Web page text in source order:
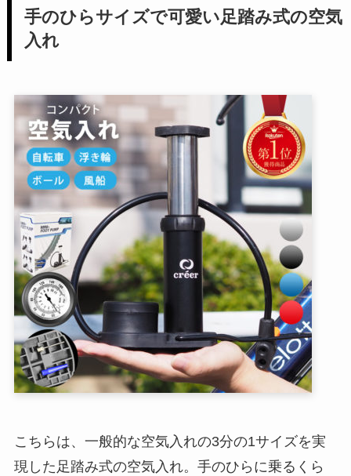
手のひらサイズで可愛い足踏み式の空気
入れ
こちらは、一般的な空気入れの3分の1サイズを実
現した足踏み式の空気入れ。手のひらに乗るくら